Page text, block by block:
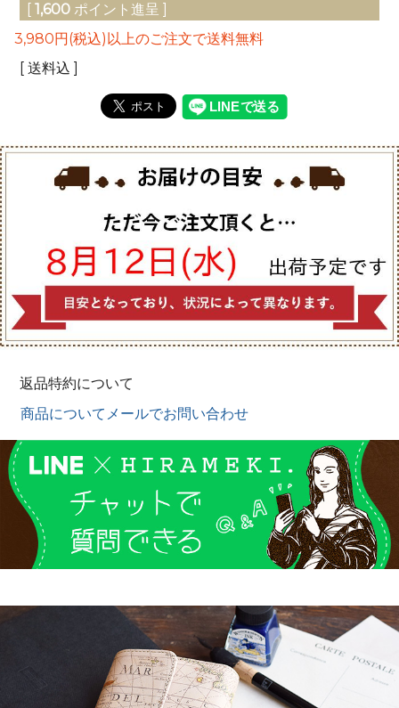
[ 1,600 ポイント進呈 ]
3,980円(税込)以上のご注文で送料無料
送料込
返品特約について
商品についてメールでお問い合わせ